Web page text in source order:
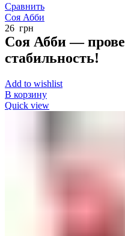
Сравнить
Соя Абби
26 грн
Соя Абби —
стабильность!
Add to wishlist
В корзину
Quick view